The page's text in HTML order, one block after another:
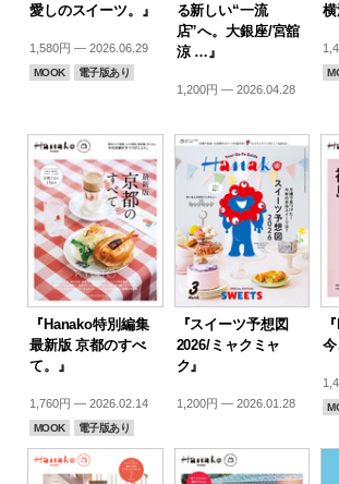
愛しのスイーツ。』
1,580円 — 2026.06.29
MOOK 電子版あり
る新しい“一流
店”へ。大銀座/宮舘
涼 …』
1,200円 — 2026.04.28
横
『Hanako特別編集
最新版 京都のすべ
て。』
1,760円 — 2026.02.14
MOOK 電子版あり
『スイーツ予想図
2026/ミャクミャ
ク』
1,200円 — 2026.01.28
今